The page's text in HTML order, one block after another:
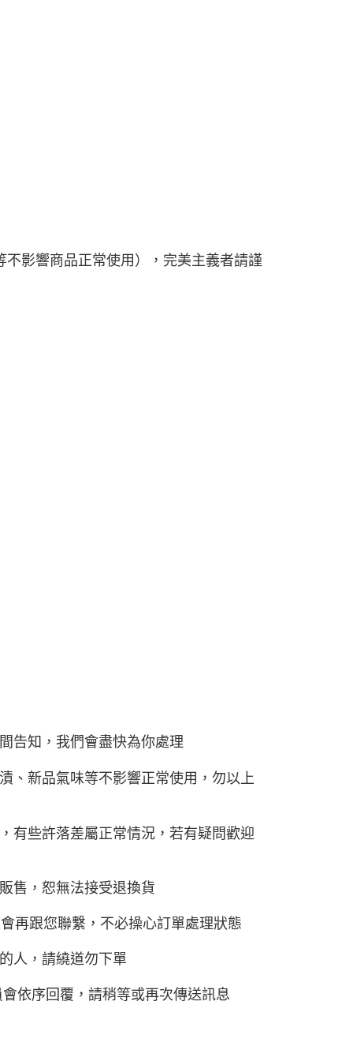
不影響商品正常使用），完美主義者請謹
告知，我們會盡快為你處理
、新品氣味等不影響正常使用，勿以上
有些許落差屬正常情況，若有疑問歡迎
售，恕無法接受退換貨
再跟您聯繫，不必操心訂單處理狀態
人，請繞道勿下單
依序回覆，請稍等或再次傳送訊息